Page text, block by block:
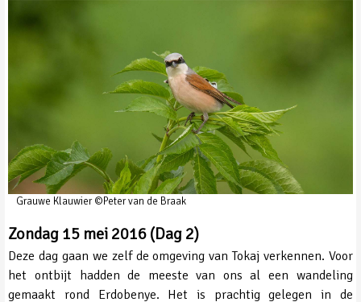
Grauwe Klauwier ©Peter van de Braak
Zondag 15 mei 2016 (Dag 2)
Deze dag gaan we zelf de omgeving van Tokaj verkennen. Voor
het ontbijt hadden de meeste van ons al een wandeling
gemaakt rond Erdobenye. Het is prachtig gelegen in de